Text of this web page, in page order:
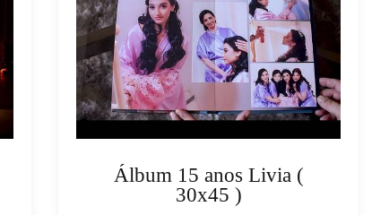
Álbum 15 anos Livia (
30x45 )